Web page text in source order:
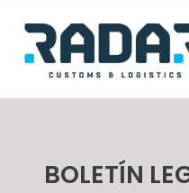
Radar Customs & Logistics
BOLETÍN